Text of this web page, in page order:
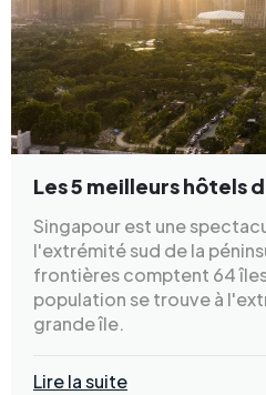
Les 5 meilleurs hôtels
Singapour est une
l'extrémité sud de la
frontières comptent 64
population se trouve à
grande île.
Lire la suite